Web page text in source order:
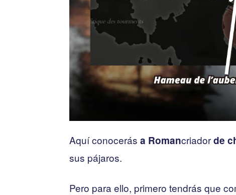
Aquí conocerás a Romancriadorde
sus pájaros.
Pero para ello, primero tendrás que